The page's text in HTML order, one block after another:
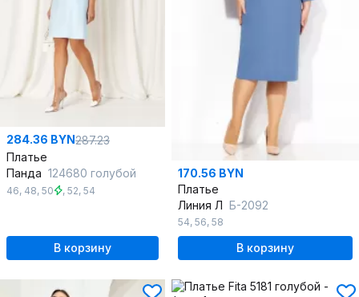
284.36 BYN287.23
Платье
Панда 124680 голубой
46, 48, 50 , 52, 54
В корзину
170.56 BYN
Платье
Линия Л Б-2092
54, 56, 58
В корзину